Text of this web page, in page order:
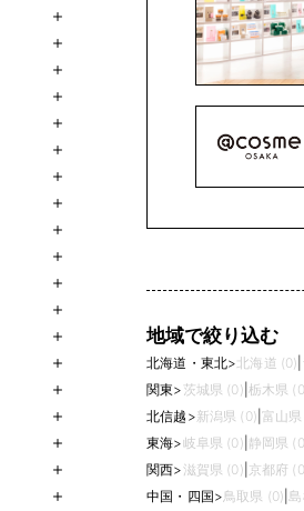
地域で絞り込む
北海道・東北>北海道 (0)
関東> 茨城県 (0) 栃木県
北信越 >新潟県 (0) |富山
東海>岐阜県 (0) 静岡県
関西>滋賀県 (0) 京都府
中国・四国>鳥取県 (0) |